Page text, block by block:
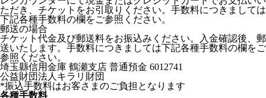
ただき、チケットをお引取りください。手数料につきましては
下記各種手数料の欄をご参照ください。
郵送の場合
チケット代金及び郵送料をお振込みください。入金確認後、郵
送いたします。手数料につきましては下記各種手数料の欄をご
参照ください。
埼玉縣信用金庫 鶴瀬支店 普通預金 6012741
公益財団法人キラリ財団
*振込手数料はお客さまのご負担となります
各種手数料